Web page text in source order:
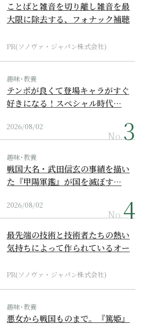
ことばと雑音を切り離し雑音を最
大限に除去する、フォナック補聴
PR(ソノヴァ・ジャパン株式会社)
趣味･教養
テンポが良くて登場キャラがすぐ
好きになる！スペシャル時代…
2026/08/02
No.
趣味･教養
戦国大名・武田信玄の事績を描い
た『甲陽軍鑑』が国を滅ぼす…
2026/08/02
No.
最先端の技術と技術者たちの熱い
気持ちによって作られているオー
PR(ソノヴァ・ジャパン株式会社)
趣味･教養
悪女から戦国ものまで。『篤姫』